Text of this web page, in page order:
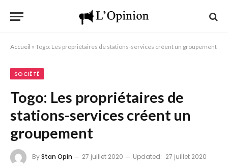
Accueil » Togo: Les propriétaires de stations-services créent un groupement
SOCIÉTÉ
Togo: Les propriétaires de
stations-services créent un
groupement
ByStan Opin 27 juillet 2020 Updated: 27 juillet 2020